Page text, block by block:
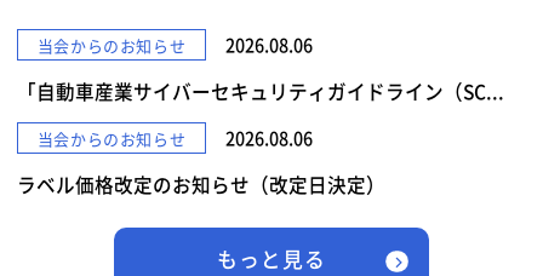
当会からのお知らせ 2026.08.06
「自動車産業サイバーセキュリティガイドライン（SC...
当会からのお知らせ 2026.08.06
ラベル価格改定のお知らせ（改定日決定）
もっと見る